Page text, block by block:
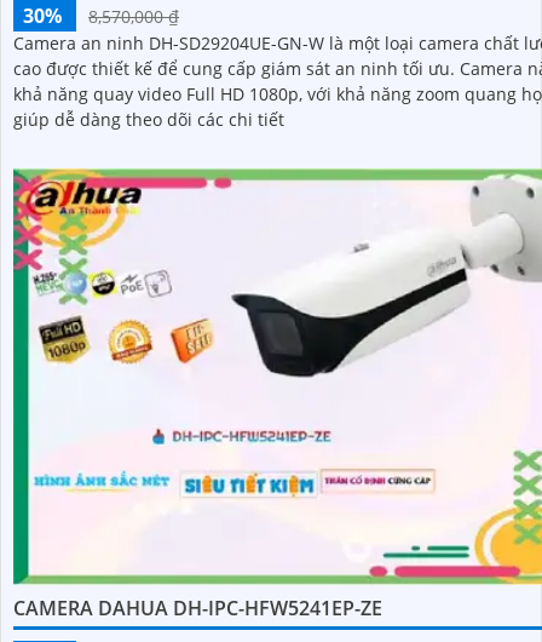
30%
8,570,000 ₫
Camera an ninh DH-SD29204UE-GN-W là một loại camera chất
cao được thiết kế để cung cấp giám sát an ninh tối ưu. Camera này có
khả năng quay video Full HD 1080p, với khả năng zoom quang
giúp dễ dàng theo dõi các chi tiết
CAMERA DAHUA DH-IPC-HFW5241EP-ZE